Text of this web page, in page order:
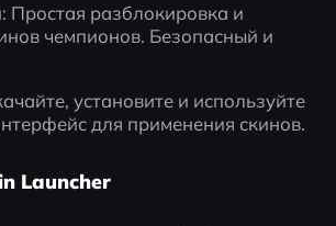
Простая разблокировка и
чемпионов. Безопасный и
установите и используйте
для применения скинов.
Launcher